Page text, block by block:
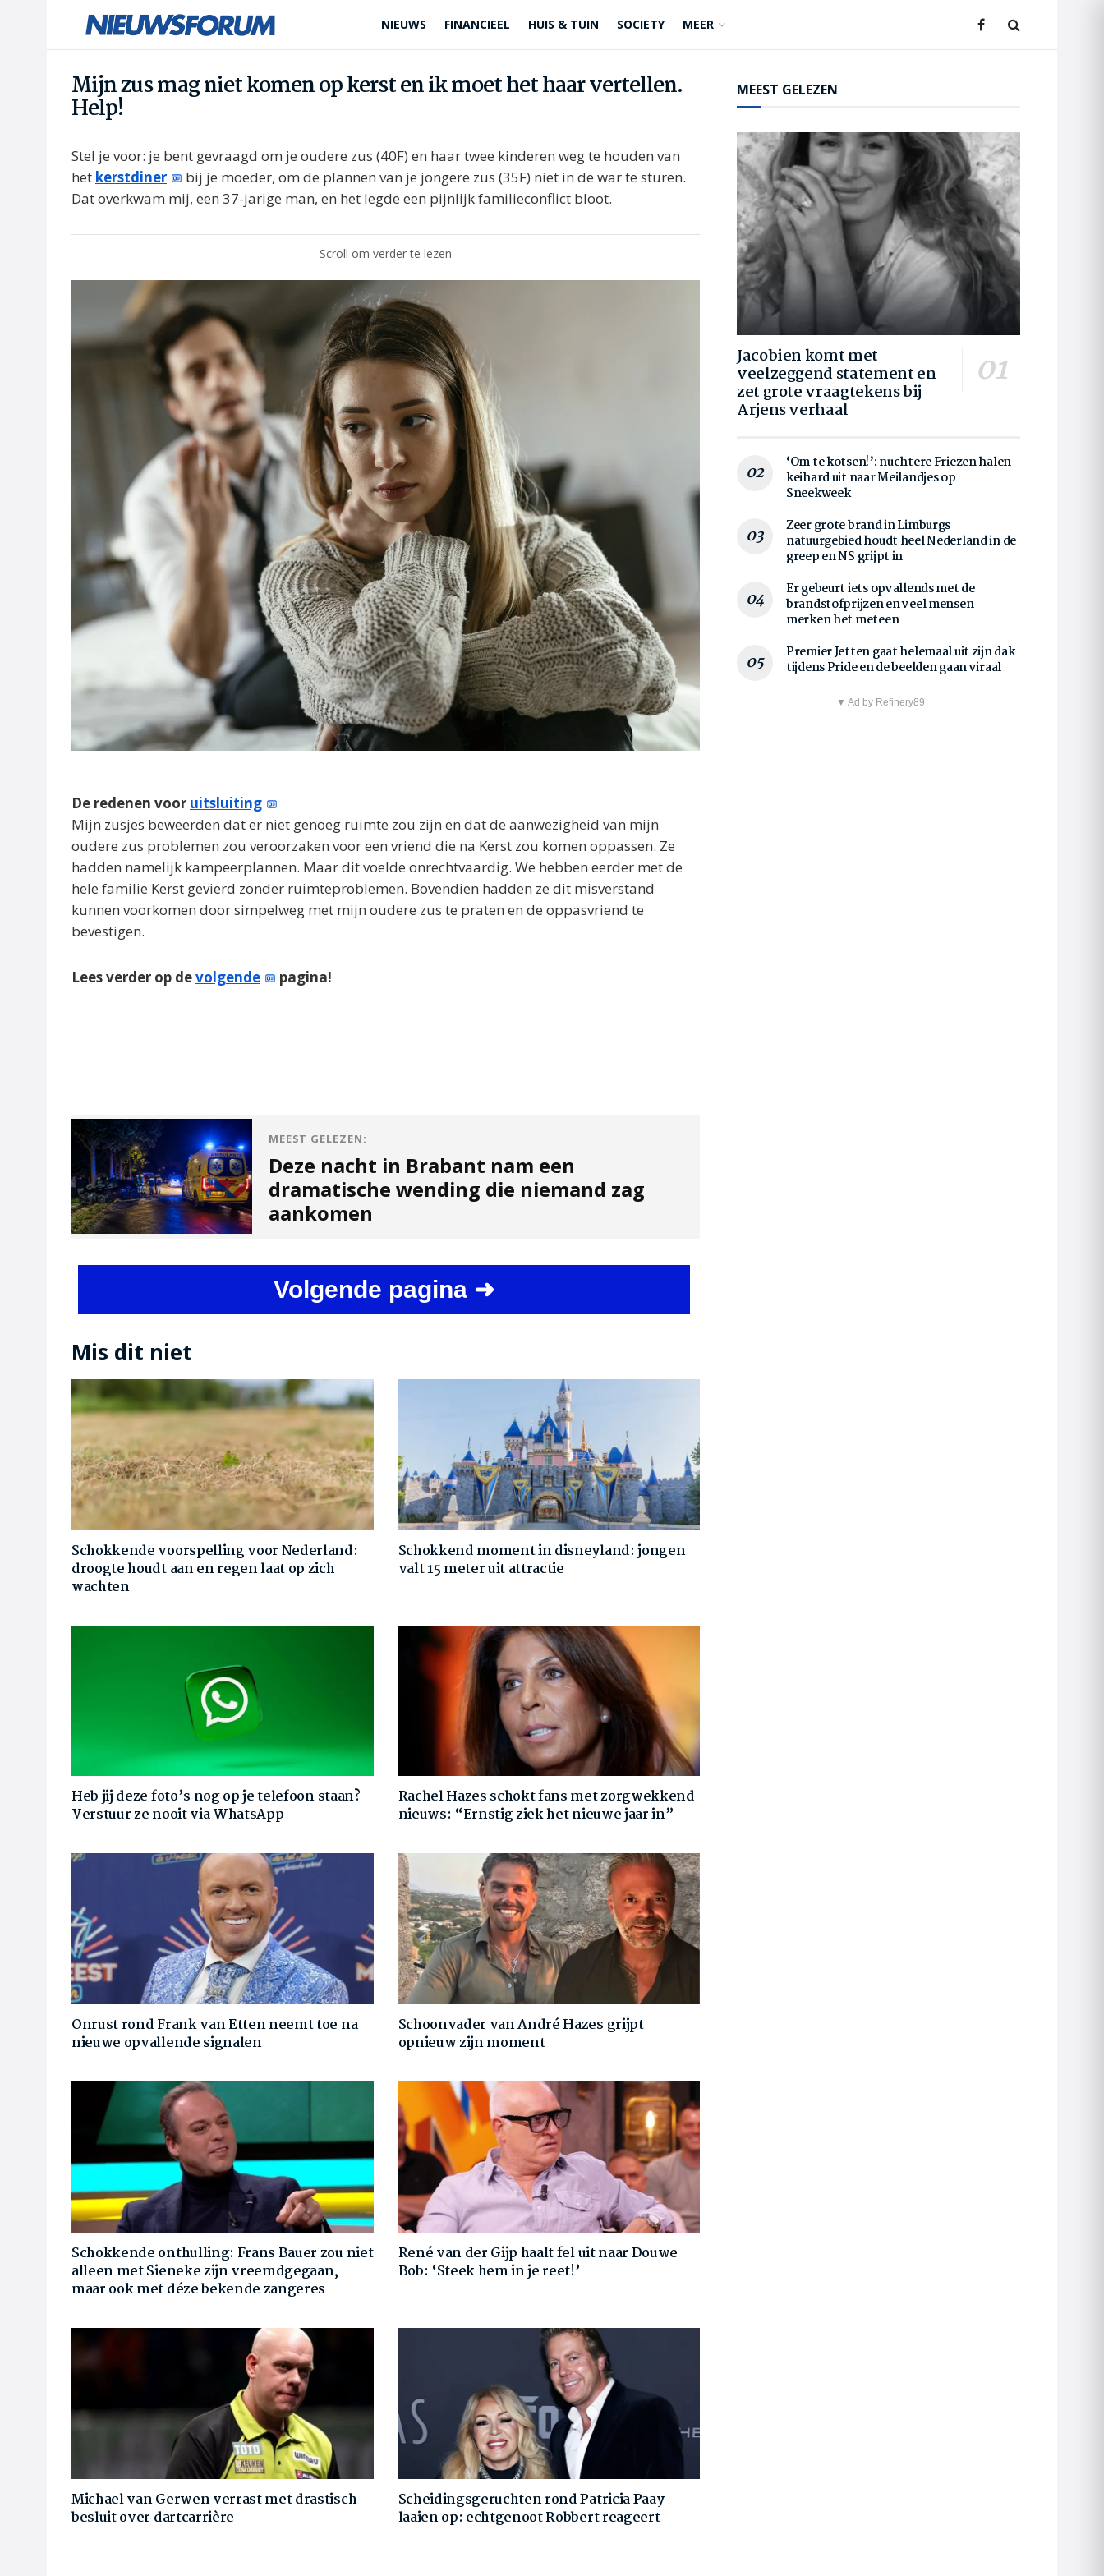
NIEUWS FINANCIEEL HUIS & TUIN SOCIETY MEER
Mijn zus mag niet komen op kerst en ik moet het haar vertellen.
Help!
Stel je voor: je bent gevraagd om je oudere zus (40F) en haar twee kinderen weg te houden van
het kerstdiner
bij je moeder, om de plannen van je jongere zus (35F) niet in de war te sturen.
Dat overkwam mij, een 37-jarige man, en het legde een pijnlijk familieconflict bloot.
Scroll om verder te lezen
De redenen voor uitsluiting
Mijn zusjes beweerden dat er niet genoeg ruimte zou zijn en dat de aanwezigheid van mijn
oudere zus problemen zou veroorzaken voor een vriend die na Kerst zou komen oppassen. Ze
hadden namelijk kampeerplannen. Maar dit voelde onrechtvaardig. We hebben eerder met de
hele familie Kerst gevierd zonder ruimteproblemen. Bovendien hadden ze dit misverstand
kunnen voorkomen door simpelweg met mijn oudere zus te praten en de oppasvriend te
bevestigen.
Lees verder op devolgende pagina!
MEEST GELEZEN:
Deze nacht in Brabant nam een
dramatische wending die niemand zag
aankomen
Volgende pagina ➜
Mis dit niet
Schokkende voorspelling voor Nederland:
droogte houdt aan en regen laat op zich
wachten
Schokkend moment in disneyland: jongen
valt 15 meter uit attractie
Heb jij deze foto’s nog op je telefoon staan?
Verstuur ze nooit via WhatsApp
Rachel Hazes schokt fans met zorgwekkend
nieuws: “Ernstig ziek het nieuwe jaar in”
Onrust rond Frank van Etten neemt toe na
nieuwe opvallende signalen
Schoonvader van André Hazes grijpt
opnieuw zijn moment
Schokkende onthulling: Frans Bauer zou niet
alleen met Sieneke zijn vreemdgegaan,
maar ook met déze bekende zangeres
René van der Gijp haalt fel uit naar Douwe
Bob: ‘Steek hem in je reet!’
Michael van Gerwen verrast met drastisch
besluit over dartcarrière
Scheidingsgeruchten rond Patricia Paay
laaien op: echtgenoot Robbert reageert
MEEST GELEZEN
Jacobien komt met
veelzeggend statement en
zet grote vraagtekens bij
Arjens verhaal
‘Om te kotsen!’: nuchtere Friezen halen
keihard uit naar Meilandjes op
Sneekweek
Zeer grote brand in Limburgs
natuurgebied houdt heel Nederland in de
greep en NS grijpt in
Er gebeurt iets opvallends met de
brandstofprijzen en veel mensen
merken het meteen
Premier Jetten gaat helemaal uit zijn dak
tijdens Pride en de beelden gaan viraal
▼ Ad by Refinery89